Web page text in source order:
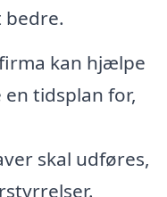
kan hjælpe
tidsplan for,
skal udføres,